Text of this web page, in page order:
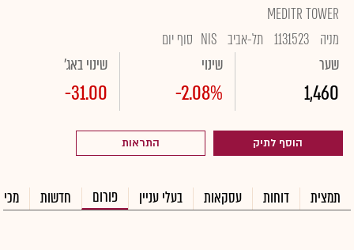
MEDITR TOWER
מניה 1131523 תל-אביב NIS סוף יום
שער
1,460
שינוי
-2.08%
שינוי באג'
-31.00
הוסף לתיק התראות
תמצית דוחות עסקאות בעלי עניין פורום חדשות